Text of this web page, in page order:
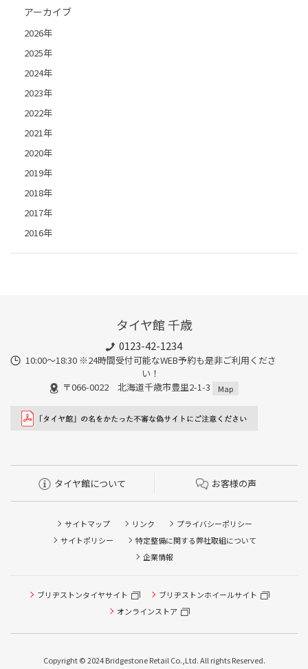
アーカイブ
2026年
2025年
2024年
2023年
2022年
2021年
2020年
2019年
2018年
2017年
2016年
タイヤ館 千歳
0123-42-1234
10:00～18:30 ※24時間受付可能なWEB予約も是非ご利用くださ
い！
〒066-0022 北海道千歳市豊里2-1-3
Map
タイヤ館について お客様の声
サイトマップ リンク
プライバシーポリシー
サイトポリシー
特定整備に関する弊社取組について
企業情報
ブリヂストンタイヤサイト
ブリヂストンホイールサイト
オンラインストア
Copyright © 2024 Bridgestone Retail Co.,Ltd. All rights Reserved.
タイヤ点検・安全点検/タイヤ履き替え/オイル交換/その他
ピット作業の予約
本日のタイヤ履き替え順番待ち予約 ※クローク契約会員の